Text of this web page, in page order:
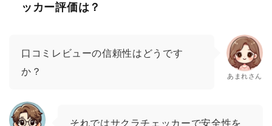
ッカー評価は？
口コミレビューの信頼性はどうです
か？
あまれさん
それではサクラチェッカーで安全性を